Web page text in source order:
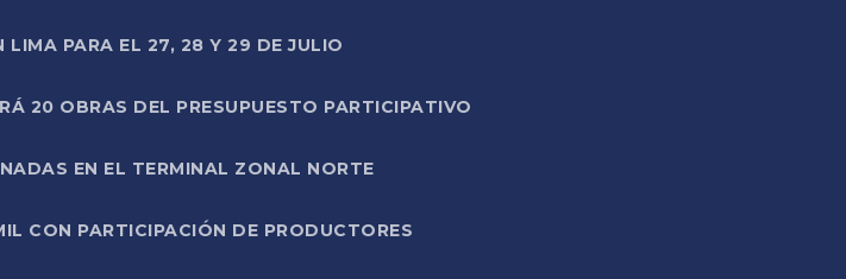
LIMA PARA EL 27, 28 Y 29 DE JULIO
20 OBRAS DEL PRESUPUESTO PARTICIPATIVO
EN EL TERMINAL ZONAL NORTE
CON PARTICIPACIÓN DE PRODUCTORES